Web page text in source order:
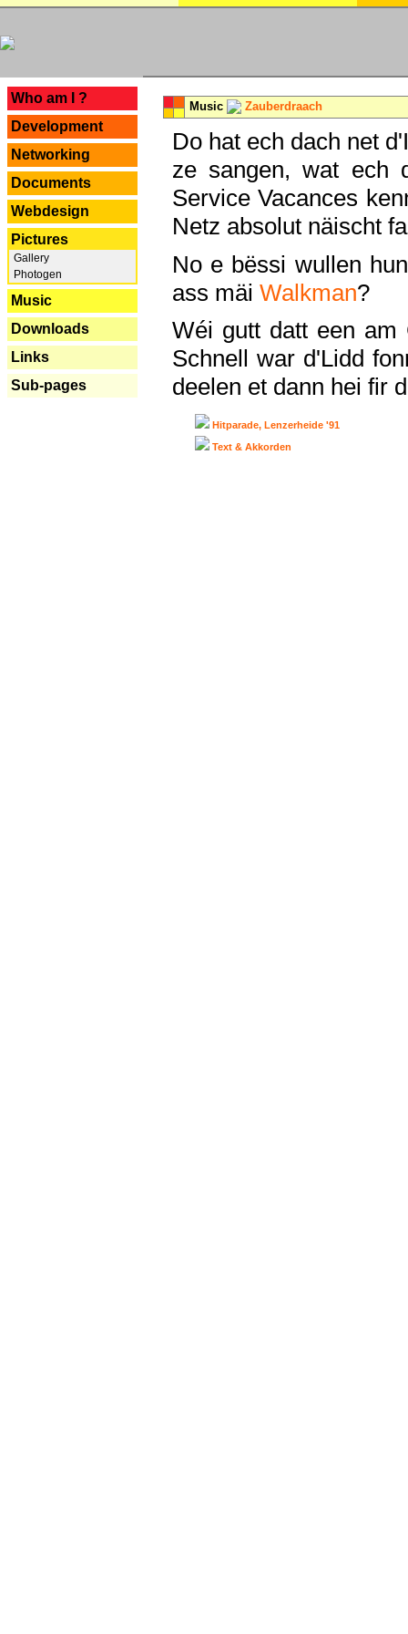
Who am I ?
Development
Networking
Documents
Webdesign
Pictures
Gallery
Photogen
Music
Downloads
Links
Sub-pages
Music Zauberdraach
Do hat ech dach net
ze sangen, wat ech
Service Vacances
Netz absolut näischt
No e bëssi wullen
ass mäi Walkman?
Wéi gutt datt een am
Schnell war d'Lidd
deelen et dann hei fir
Hitparade, Lenzerheide '91
Text & Akkorden